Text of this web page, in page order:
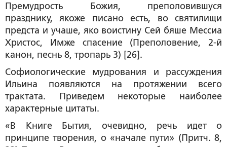
Премудрость Божия, преполовившуся
празднику, якоже писано есть, во святилищи
предста и учаше, яко воистину Сей бяше Мессиа
Христос, Имже спасение (Преполовение, 2-й
канон, песнь 8, тропарь 3) [26].
Софиологические мудрования и рассуждения
Ильина появляются на протяжении всего
трактата. Приведем некоторые наиболее
характерные цитаты.
«В Книге Бытия, очевидно, речь идет о
принципе творения, о «начале пути» (Притч. 8,